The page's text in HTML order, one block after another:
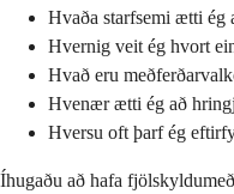
Hvaða starfsemi ætti ég
Hvernig veit ég hvort
Hvað eru
Hvenær ætti ég að
Hversu oft þarf ég
Íhugaðu að hafa